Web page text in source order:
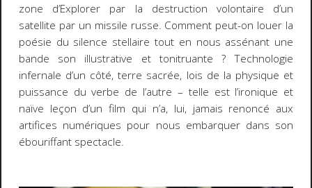
zone d’Explorer par la destruction volontaire d’un
satellite par un missile russe. Comment peut-on louer la
poésie du silence stellaire tout en nous assénant une
bande son illustrative et tonitruante ? Technologie
infernale d’un côté, terre sacrée, lois de la physique et
puissance du verbe de l’autre – telle est l’ironique et
naïve leçon d’un film qui n’a, lui, jamais renoncé aux
artifices numériques pour nous embarquer dans son
ébouriffant spectacle.